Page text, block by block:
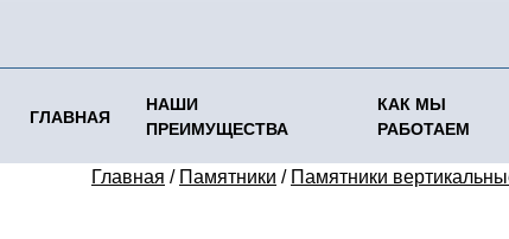
ГЛАВНАЯ
НАШИ
ПРЕИМУЩЕСТВА
КАК МЫ
РАБОТАЕМ
Главная / Памятники / Памятники